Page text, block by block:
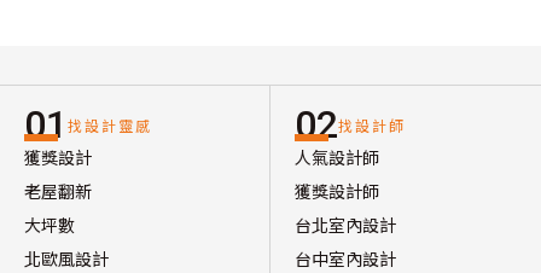
01 找設計靈感
獲獎設計
老屋翻新
大坪數
北歐風設計
02找設計師
人氣設計師
獲獎設計師
台北室內設計
台中室內設計